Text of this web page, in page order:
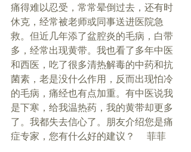
痛得难以忍受，常常晕倒过去，还有时
休克，经常被老师或同事送进医院急
救。但近几年添了盆腔炎的毛病，白带
多，经常出现黄带。我也看了多年中医
和西医，吃了很多清热解毒的中药和抗
菌素，老是没什么作用，反而出现怕冷
的毛病，痛经也有点加重。有中医说我
是下寒，给我温热药，我的黄带却更多
了。我都失去信心了。朋友介绍您是痛
症专家，您有什么好的建议？     菲菲